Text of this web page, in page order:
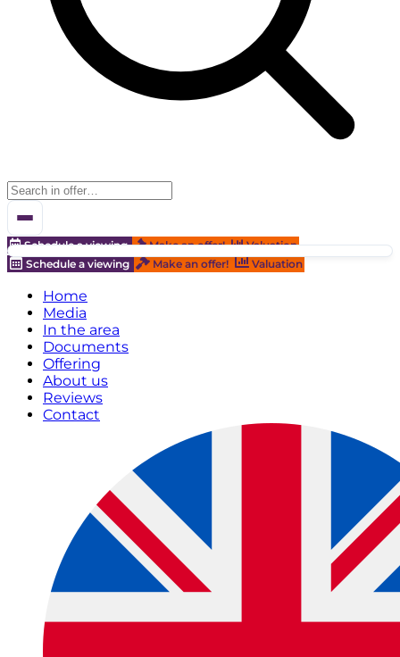
Schedule a viewing Make an offer!
Valuation
Schedule a viewing
Make an offer! Valuation
Home
Media
In the area
Documents
Offering
About us
Reviews
Contact